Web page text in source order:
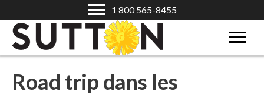
1 800 565-8455
Road trip dans les